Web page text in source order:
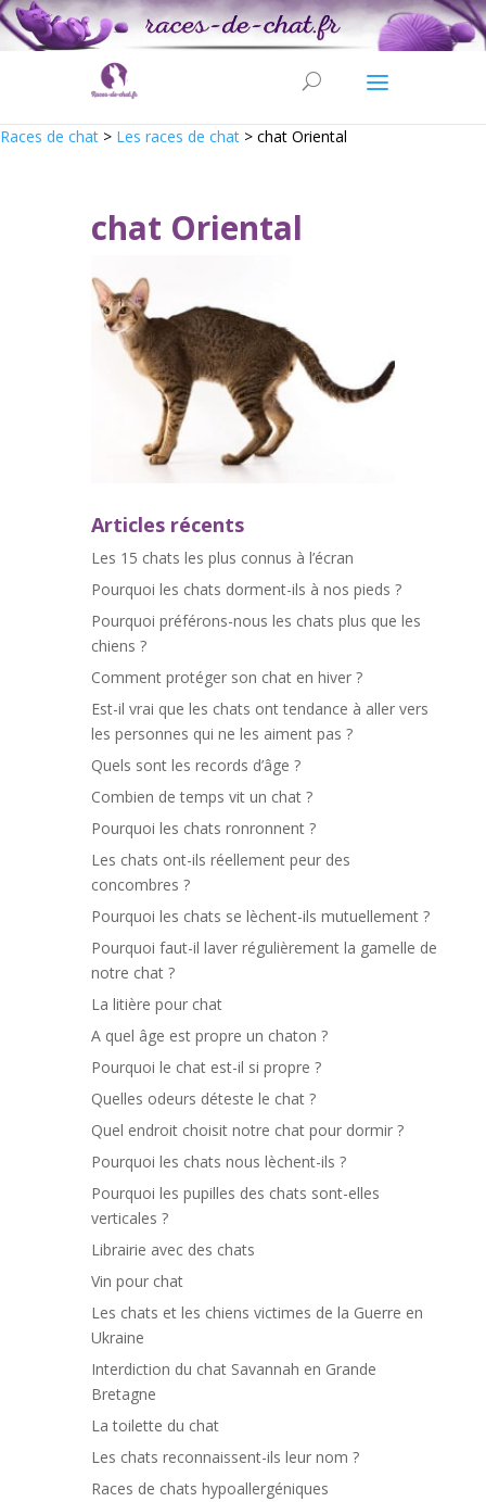
Races de chat > Les races de chat > chat Oriental
chat Oriental
Articles récents
Les 15 chats les plus connus à l’écran
Pourquoi les chats dorment-ils à nos pieds ?
Pourquoi préférons-nous les chats plus que les
chiens ?
Comment protéger son chat en hiver ?
Est-il vrai que les chats ont tendance à aller vers
les personnes qui ne les aiment pas ?
Quels sont les records d’âge ?
Combien de temps vit un chat ?
Pourquoi les chats ronronnent ?
Les chats ont-ils réellement peur des
concombres ?
Pourquoi les chats se lèchent-ils mutuellement ?
Pourquoi faut-il laver régulièrement la gamelle de
notre chat ?
La litière pour chat
A quel âge est propre un chaton ?
Pourquoi le chat est-il si propre ?
Quelles odeurs déteste le chat ?
Quel endroit choisit notre chat pour dormir ?
Pourquoi les chats nous lèchent-ils ?
Pourquoi les pupilles des chats sont-elles
verticales ?
Librairie avec des chats
Vin pour chat
Les chats et les chiens victimes de la Guerre en
Ukraine
Interdiction du chat Savannah en Grande
Bretagne
La toilette du chat
Les chats reconnaissent-ils leur nom ?
Races de chats hypoallergéniques